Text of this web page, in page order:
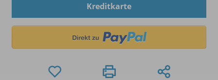
Kreditkarte